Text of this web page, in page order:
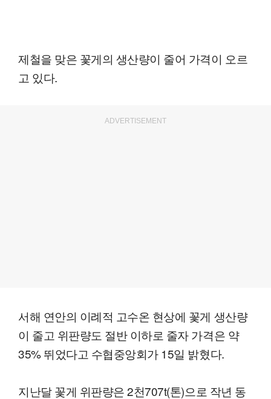
제철을 맞은 꽃게의 생산량이 줄어 가격이 오르
고 있다.
ADVERTISEMENT
서해 연안의 이례적 고수온 현상에 꽃게 생산량
이 줄고 위판량도 절반 이하로 줄자 가격은 약
35% 뛰었다고 수협중앙회가 15일 밝혔다.
지난달 꽃게 위판량은 2천707t(톤)으로 작년 동